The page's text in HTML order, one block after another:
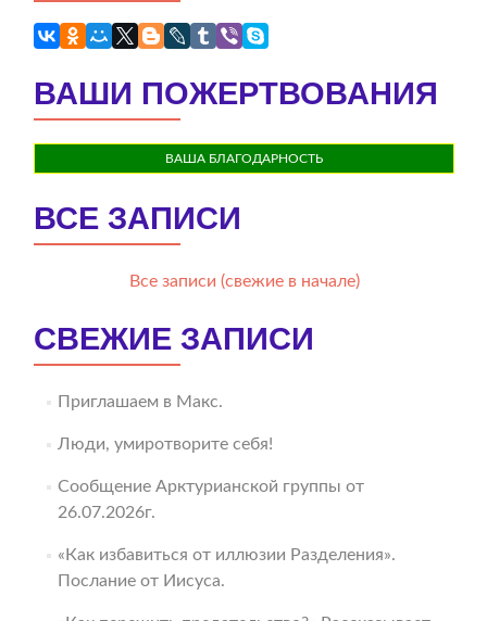
ВАШИ ПОЖЕРТВОВАНИЯ
ВАША БЛАГОДАРНОСТЬ
ВСЕ ЗАПИСИ
Все записи (свежие в начале)
СВЕЖИЕ ЗАПИСИ
Приглашаем в Макс.
Люди, умиротворите себя!
Сообщение Арктурианской группы от
26.07.2026г.
«Как избавиться от иллюзии Разделения».
Послание от Иисуса.